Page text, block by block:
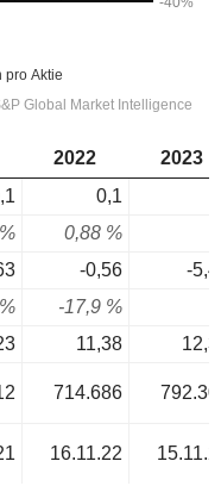
2022
2023
0,1
0,88 %
-0,56
-
-17,9 %
11,38
714.686
16.11.22